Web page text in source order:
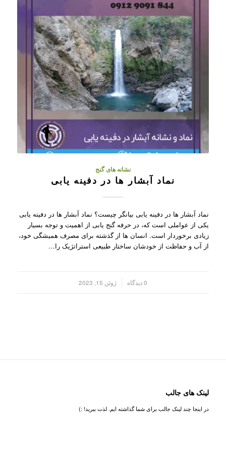
نشانه های گنج
نماد آبشار ها در دفینه یابی
نماد آبشار ها در دفینه یابی بیانگر چیست؟ نماد آبشار ها در دفینه یابی
یکی از عواملی است که، در حرفه گنج یابی از اهمیت و توجه بسیار
زیادی برخوردار است. انسان ها از گذشته برای مصرف همیشگی خود،
از آب و حفاظت از خودشان ساختار طبیعی استراتژیک را…
0 دیدگاه ژوئن 15, 2023
لینک های جالب
در اینجا چند لینک جالب برای شما گذاشته ایم. لذت ببرید! :)